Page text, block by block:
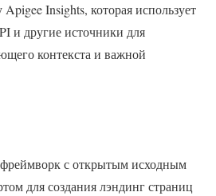
Insights, которая использует
и другие источники для
контекста и важной
с открытым исходным
для создания лэндинг страниц